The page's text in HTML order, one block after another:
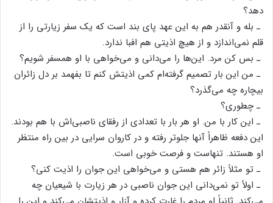
دهد؟
ـ بله‌ و آنقدر هم‌ به‌ این‌ عهد پای‌ بند است‌ که‌ یک‌ سفر زیارتی‌ را از
قلم‌ نمی‌اندازد و از هیچ‌ اذیتی‌ هم‌ افبا ندارد.
ـ بس‌ کن‌ مرد. این‌ها را می‌دانی‌ و می‌خواهی‌ با او همسفر شویم‌؟
ـ من‌ این‌ بار تصمیم‌ گرفته‌ام‌ کمی‌ اذیتش‌ کنم‌ تا بفهمد بر دل‌ زائران‌
بیچاره‌ چه‌ می‌گذرد؟
ـ چطوری‌؟
ـ این‌ کار با من‌. او هر بار با تعدادی‌ از رفقای‌ ناصبی‌اش‌ با هم‌ بودند.
این‌ دفعه‌ ظاهراً آنها جلوتر رفته‌ و در کاروان‌ سرایی‌ در بین‌ راه‌ منتظر
او هستند. تنهاست‌ و فرصت‌ خوبی‌ است‌.
ـ تو مثلاً زائر هم‌ هستی‌ و می‌خواهی‌ این‌ جوان‌ را اذیت‌ کنی‌؟
ـ اولاً تو نمی‌دانی‌ این‌ جوان‌ ناصبی‌ در هر زیارت‌ با شیعیان‌ چه‌